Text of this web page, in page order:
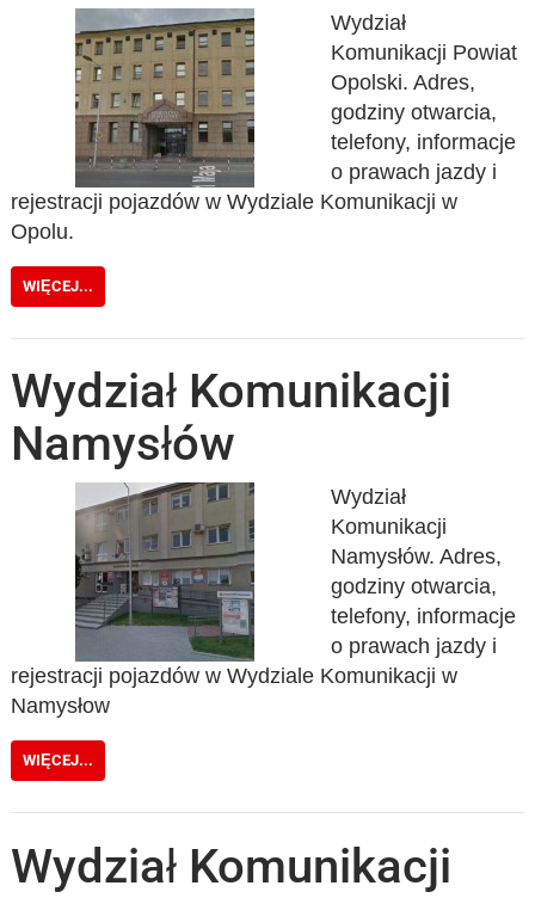
Wydział
Komunikacji Powiat
Opolski. Adres,
godziny otwarcia,
telefony, informacje
o prawach jazdy i
rejestracji pojazdów w Wydziale Komunikacji w
Opolu.
WIĘCEJ...
Wydział Komunikacji
Namysłów
Wydział
Komunikacji
Namysłów. Adres,
godziny otwarcia,
telefony, informacje
o prawach jazdy i
rejestracji pojazdów w Wydziale Komunikacji w
Namysłow
WIĘCEJ...
Wydział Komunikacji